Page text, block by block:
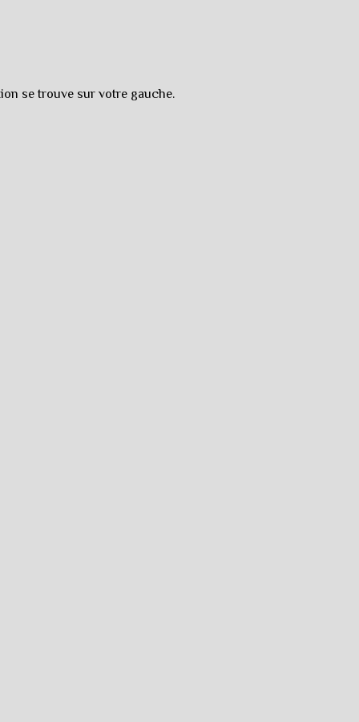
se trouve sur votre gauche.